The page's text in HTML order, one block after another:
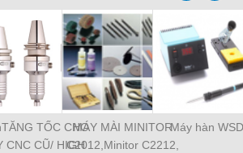
TỐC CHO
CNC CŨ/ HIGH
MÁY MÀI MINITOR
C2012,Minitor C2212,
Máy hàn